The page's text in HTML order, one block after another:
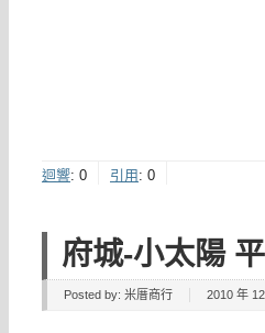
迴響: 0 引用: 0
府城-小太陽
Posted by: 米厝商行 2010 年